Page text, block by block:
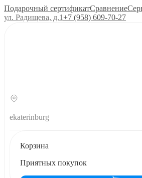
Подарочный сертификатСравнение
ул. Радищева, д.1+7 (958) 609‑70‑27
ekaterinburg
Корзина
Приятных покупок